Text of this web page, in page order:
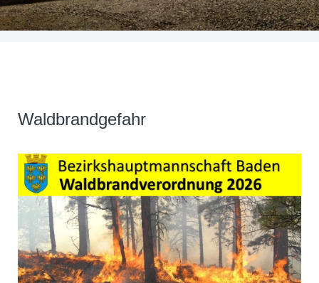
Waldbrandgefahr